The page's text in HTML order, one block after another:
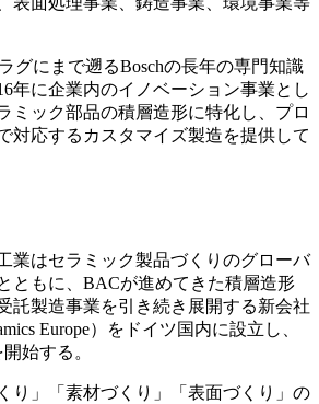
グにまで遡るBoschの長年の専門知識
年に企業内のイノベーション事業とし
ミック部品の積層造形に特化し、プロ
対応するカスタマイズ製造を提供して
業はセラミック製品づくりのグローバ
ともに、BACが進めてきた積層造形
託製造事業を引き続き展開する新会社
Europe）をドイツ国内に設立し、
始する。
り」「素材づくり」「表面づくり」の